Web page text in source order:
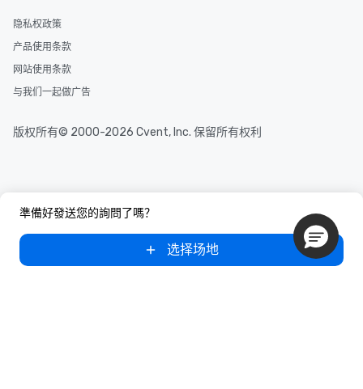
準備好發送您的詢問了嗎？
选择场地
隐私权政策
产品使用条款
网站使用条款
与我们一起做广告
版权所有© 2000-2026 Cvent, Inc. 保留所有权利